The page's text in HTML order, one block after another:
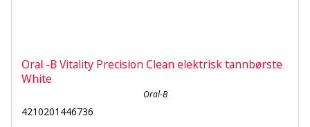
Oral -B Vitality Precision Clean elektrisk tannbørste
White
Oral-B
4210201446736